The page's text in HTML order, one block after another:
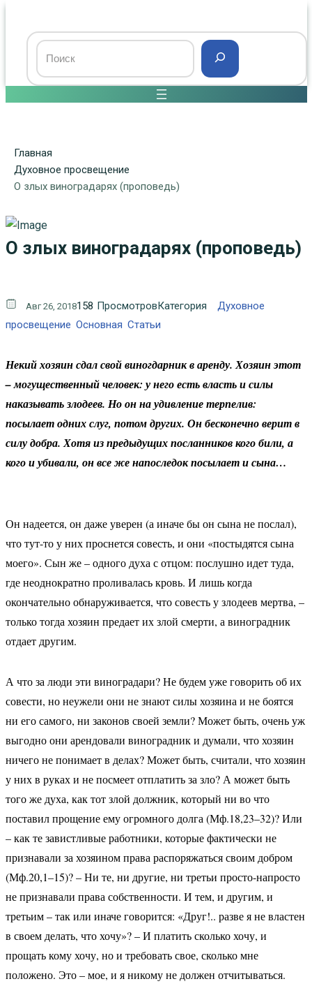
Главная
Духовное просвещение
О злых виноградарях (проповедь)
О злых виноградарях (проповедь)
Авг 26, 2018158 ПросмотровКатегория
Духовное
просвещение Основная Статьи
Некий хозяин сдал свой виногдарник в аренду. Хозяин этот
– могущественный человек: у него есть власть и силы
наказывать злодеев. Но он на удивление терпелив:
посылает одних слуг, потом других. Он бесконечно верит в
силу добра. Хотя из предыдущих посланников кого били, а
кого и убивали, он все же напоследок посылает и сына…
Он надеется, он даже уверен (а иначе бы он сына не послал),
что тут-то у них проснется совесть, и они «постыдятся сына
моего». Сын же – одного духа с отцом: послушно идет туда,
где неоднократно проливалась кровь. И лишь когда
окончательно обнаруживается, что совесть у злодеев мертва, –
только тогда хозяин предает их злой смерти, а виноградник
отдает другим.
А что за люди эти виноградари? Не будем уже говорить об их
совести, но неужели они не знают силы хозяина и не боятся
ни его самого, ни законов своей земли? Может быть, очень уж
выгодно они арендовали виноградник и думали, что хозяин
ничего не понимает в делах? Может быть, считали, что хозяин
у них в руках и не посмеет отплатить за зло? А может быть
того же духа, как тот злой должник, который ни во что
поставил прощение ему огромного долга (Мф.18,23–32)? Или
– как те завистливые работники, которые фактически не
признавали за хозяином права распоряжаться своим добром
(Мф.20,1–15)? – Ни те, ни другие, ни третьи просто-напросто
не признавали права собственности. И тем, и другим, и
третьим – так или иначе говорится: «Друг!.. разве я не властен
в своем делать, что хочу»? – И платить сколько хочу, и
прощать кому хочу, но и требовать свое, сколько мне
положено. Это – мое, и я никому не должен отчитываться.